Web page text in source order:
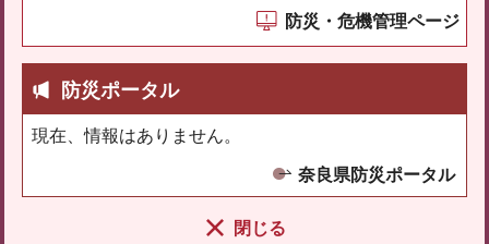
防災・危機管理ページ
防災ポータル
現在、情報はありません。
奈良県防災ポータル
閉じる